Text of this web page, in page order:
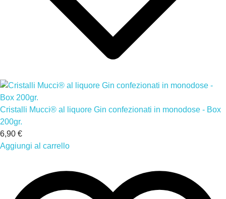
Cristalli Mucci® al liquore Gin confezionati in monodose - Box
200gr.
6,90 €
Aggiungi al carrello